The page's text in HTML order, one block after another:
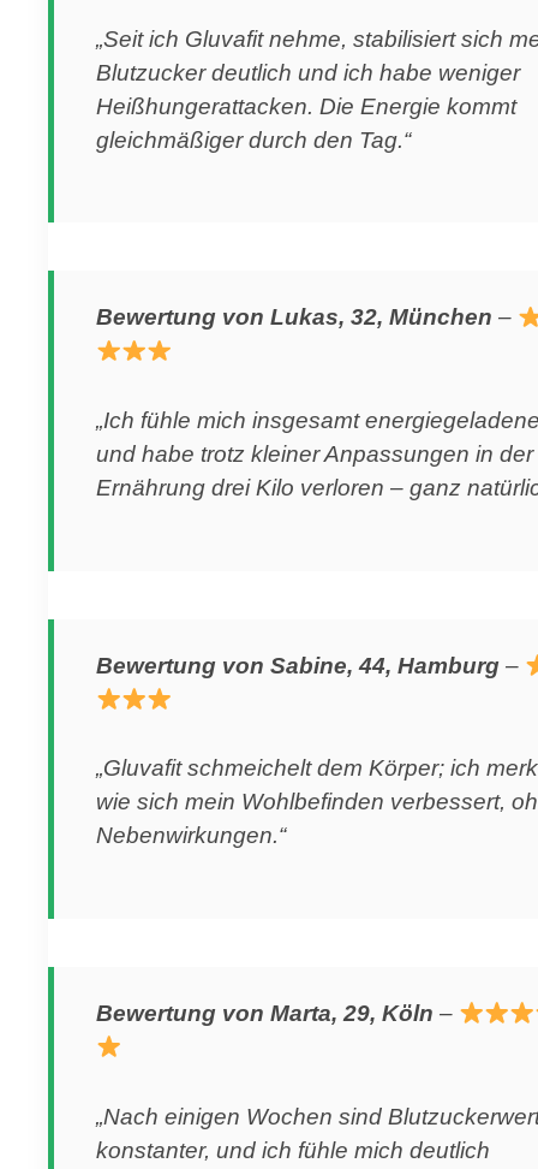
„Seit ich Gluvafit nehme, stabilisiert sich
Blutzucker deutlich und ich habe weniger
Heißhungerattacken. Die Energie kommt
gleichmäßiger durch den Tag.“
Bewertung von Lukas, 32, München –
„Ich fühle mich insgesamt
und habe trotz kleiner Anpassungen in der
Ernährung drei Kilo verloren – ganz
Bewertung von Sabine, 44, Hamburg –
„Gluvafit schmeichelt dem Körper; ich
wie sich mein Wohlbefinden verbessert,
Nebenwirkungen.“
Bewertung von Marta, 29, Köln –
„Nach einigen Wochen sind
konstanter, und ich fühle mich deutlich